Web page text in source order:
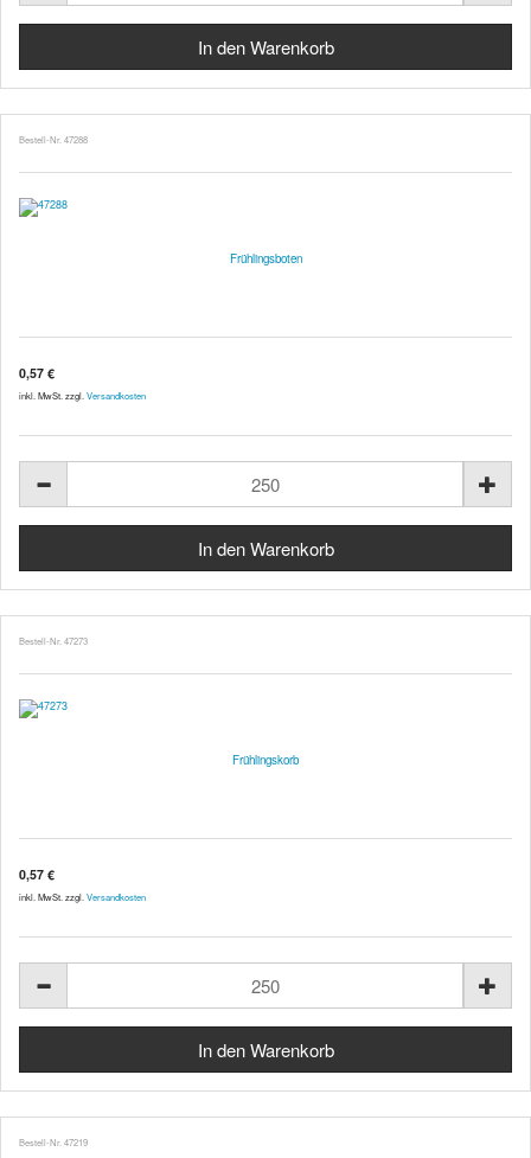
Bestell-Nr. 47288
Frühlingsboten
0,57 €
inkl. MwSt. zzgl. Versandkosten
Bestell-Nr. 47273
Frühlingskorb
0,57 €
inkl. MwSt. zzgl. Versandkosten
Bestell-Nr. 47219